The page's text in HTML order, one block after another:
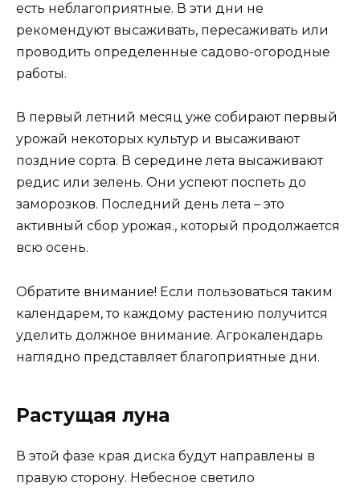
есть неблагоприятные. В эти дни не
рекомендуют высаживать, пересаживать или
проводить определенные садово-огородные
работы.
В первый летний месяц уже собирают первый
урожай некоторых культур и высаживают
поздние сорта. В середине лета высаживают
редис или зелень. Они успеют поспеть до
заморозков. Последний день лета – это
активный сбор урожая., который продолжается
всю осень.
Обратите внимание! Если пользоваться таким
календарем, то каждому растению получится
уделить должное внимание. Агрокалендарь
наглядно представляет благоприятные дни.
Растущая луна
В этой фазе края диска будут направлены в
правую сторону. Небесное светило